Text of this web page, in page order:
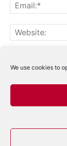
We use cookies to
Notifică-mă
Acest site